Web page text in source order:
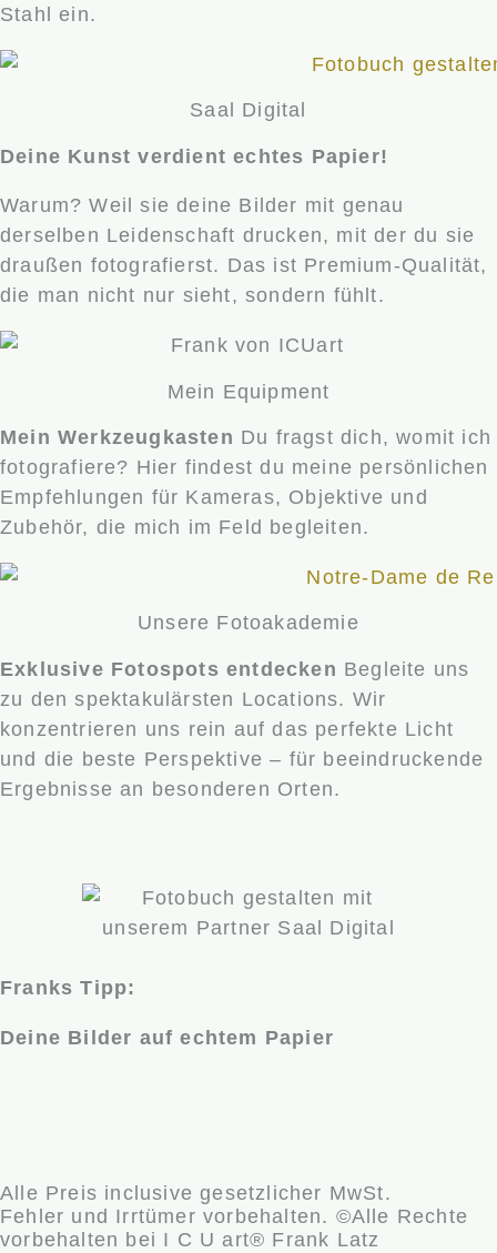
Stahl ein.
Saal Digital
Deine Kunst verdient echtes Papier!
Warum? Weil sie deine Bilder mit genau
derselben Leidenschaft drucken, mit der du sie
draußen fotografierst. Das ist Premium-Qualität,
die man nicht nur sieht, sondern fühlt.
Mein Equipment
Mein Werkzeugkasten Du fragst dich, womit ich
fotografiere? Hier findest du meine persönlichen
Empfehlungen für Kameras, Objektive und
Zubehör, die mich im Feld begleiten.
Unsere Fotoakademie
Exklusive Fotospots entdecken Begleite uns
zu den spektakulärsten Locations. Wir
konzentrieren uns rein auf das perfekte Licht
und die beste Perspektive – für beeindruckende
Ergebnisse an besonderen Orten.
Franks Tipp:
Deine Bilder auf echtem Papier
Alle Preis inclusive gesetzlicher MwSt.
Fehler und Irrtümer vorbehalten. ©Alle Rechte
vorbehalten bei I C U art® Frank Latz